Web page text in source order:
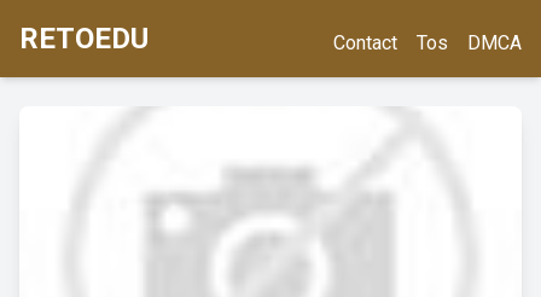
RETOEDU Contact Tos DMCA